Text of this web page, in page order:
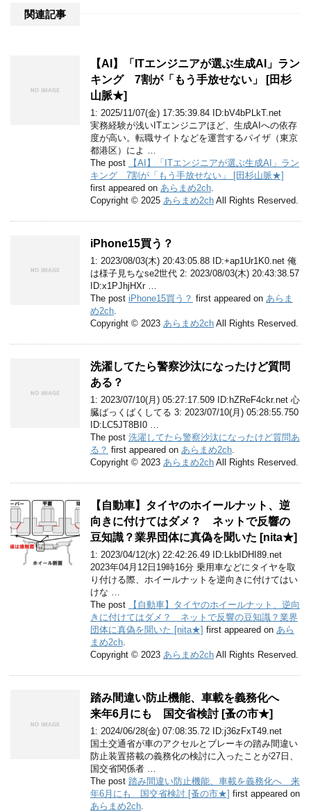
関連記事
【AI】「ITエンジニアが選ぶ生成AI」ラン
キング 7割が「もう手放せない」 [田杉
山脈★]
1: 2025/11/07(金) 17:35:39.84 ID:bV4bPLkT.net
実務経験が浅いITエンジニアほど、生成AIへの依存
度が高い。転職サイトなどを運営するパイザ（東京
都港区）によ …
The post
【AI】「ITエンジニアが選ぶ生成AI」ラン
キング 7割が「もう手放せない」 [田杉山脈★]
first appeared on あらまめ2ch
Copyright © 2025 あらまめ2ch All Rights Reserved.
iPhone15買う？
1: 2023/08/03(木) 20:43:05.88 ID:+ap1Ur1K0.net 俺
は様子見ちなse2世代 2: 2023/08/03(木) 20:43:38.57
ID:x1PJhjHXr …
The post iPhone15買う？ first appeared on あらま
め2ch
Copyright © 2023 あらまめ2ch All Rights Reserved.
洗濯してたら警察沙汰になったけど質問
ある？
1: 2023/07/10(月) 05:27:17.509 ID:hZReF4ckr.net 心
臓ばっくばくしてる 3: 2023/07/10(月) 05:28:55.750
ID:LC5JT8BI0 …
The post 洗濯してたら警察沙汰になったけど質問あ
る？ first appeared on あらまめ2ch
Copyright © 2023 あらまめ2ch All Rights Reserved.
【自動車】タイヤのホイールナット、逆
向きに付けてはダメ？ ネットで反響の
豆知識？業界団体に真偽を聞いた [nita★]
1: 2023/04/12(水) 22:42:26.49 ID:LkbIDHI89.net
2023年04月12日19時16分 乗用車などにタイヤを取
り付ける際、ホイールナットを逆向きに付けてはい
けな …
The post
【自動車】タイヤのホイールナット、逆向
きに付けてはダメ？ ネットで反響の豆知識？業界
団体に真偽を聞いた [nita★] first appeared on あら
まめ2ch
Copyright © 2023 あらまめ2ch All Rights Reserved.
踏み間違い防止機能、車載を義務化へ
来年6月にも 国交省検討 [蚤の市★]
1: 2024/06/28(金) 07:08:35.72 ID:j36zFxT49.net
国土交通省が車のアクセルとブレーキの踏み間違い
防止装置搭載の義務化の検討に入ったことが27日、
国交省関係者 …
The post 踏み間違い防止機能、車載を義務化へ 来
年6月にも 国交省検討 [蚤の市★] first appeared on
あらまめ2ch